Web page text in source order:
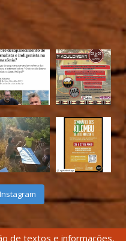
de textos e informações,